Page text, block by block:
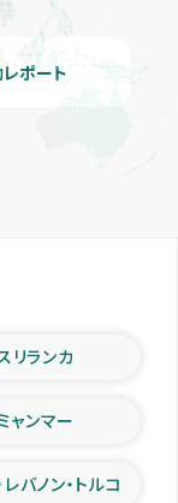
ポート
リランカ
ャンマー
レバノン・トルコ